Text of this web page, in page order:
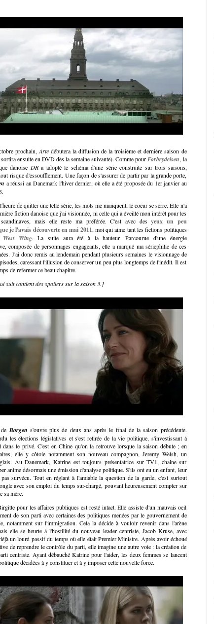
prochain, Artedébutera la diffusion de la troisième et dernière saison de
ensuite en DVD dès la semaine suivante). Comme pour Forbrydelsen, la
danoise DRa adopté le schéma d'une série construite sur trois saisons,
risque d'essoufflement. Une façon de s'assurer de partir par la grande porte,
a réussi au Danemark l'hiver dernier, où elle a été proposée du 1er janvier au
de quitter une telle série, les mots me manquent, le coeur se serre. Elle n'a
fiction danoise que j'ai visionnée, ni celle qui a éveillé mon intérêt pour les
scandinaves, mais elle reste ma préférée. C'est avec desyeux un peu
je l'avais découverte en mai 2011, moi qui aime tant les fictions politiques
West Wing. La suite aura été à la hauteur. Parcourue d'une énergie
composée de personnages engageants, elle a marqué ma sériephilie de ces
J'ai donc remis au lendemain pendant plusieurs semaines le visionnage de
caressant l'illusion de conserver un peu plus longtemps de l'inédit. Il est
de refermer ce beau chapitre.
suit contient des spoilers sur la saison 3.]
Borgen s'ouvre plus de deux ans après le final de la saison précédente.
les élections législatives et s'est retirée de la vie politique, s'investissant à
dans le privé. C'est en Chine qu'on la retrouve lorsque la saison débute ; en
elle y côtoie notamment son nouveau compagnon, Jeremy Welsh, un
Au Danemark, Katrine est toujours présentatrice sur TV1, chaîne sur
anime désormais une émission d'analyse politique. S'ils ont eu un enfant, leur
survécu. Tout en réglant à l'amiable la question de la garde, c'est surtout
avec son emploi du temps sur-chargé, pouvant heureusement compter sur
sa mère.
pour les affaires publiques est resté intact. Elle assiste d'un mauvais oeil
de son parti avec certaines des politiques menées par le gouvernement de
notamment sur l'immigration. Cela la décide à vouloir revenir dans l'arène
elle se heurte à l'hostilité du nouveau leader centriste, Jacob Kruse, avec
un lourd passif du temps où elle était Premier Ministre. Après avoir échoué
de reprendre le contrôle du parti, elle imagine une autre voie : la création de
centriste. Ayant débauché Katrine pour l'aider, les deux femmes se lancent
décidées à y constituer et à y imposer cette nouvelle force.